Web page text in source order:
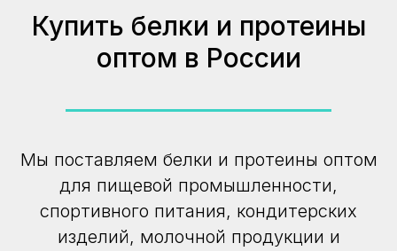
Купить белки и протеины
оптом в России
Мы поставляем белки и протеины оптом
для пищевой промышленности,
спортивного питания, кондитерских
изделий, молочной продукции и